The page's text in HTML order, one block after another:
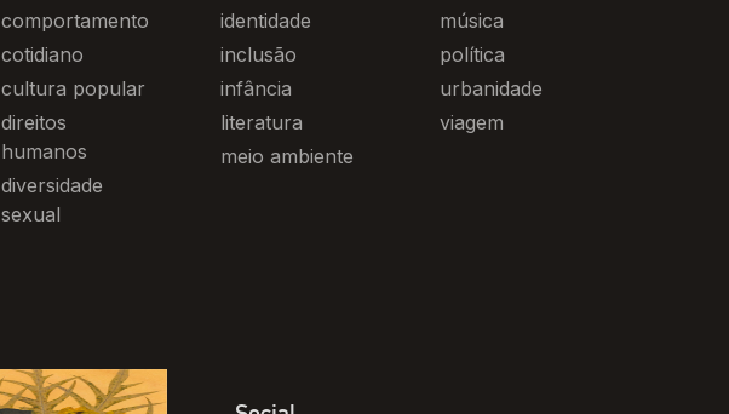
comportamento
cotidiano
cultura popular
direitos
humanos
diversidade
sexual
identidade
inclusão
infância
literatura
meio ambiente
música
política
urbanidade
viagem